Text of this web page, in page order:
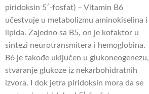
piridoksin 5′-fosfat) – Vitamin B6
učestvuje u metabolizmu aminokiselina i
lipida. Zajedno sa B5, on je kofaktor u
sintezi neurotransmitera i hemoglobina.
B6 je takođe uključen u glukoneogenezu,
stvaranje glukoze iz nekarbohidratnih
izvora.
I dok jetra piridoksin mora da se